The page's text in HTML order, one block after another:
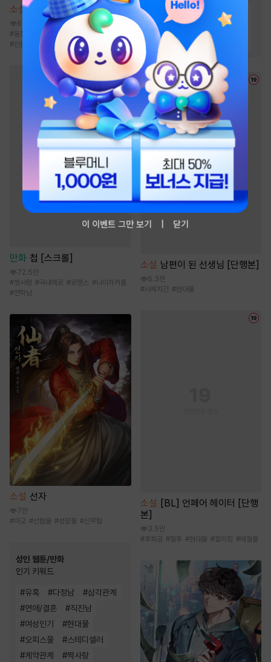
소설 은사 [단행본]
6.7천
#동정녀 카리스마남 #소유욕/집착
#신분차이 까칠남
만화 첩 [스크롤]
72.5만
#첫사랑 #국내에로 #로맨스 #나이차커플
#연하남
소설 선자
7만
#마교 #선협물 #성장물 #신무협
성인 웹툰/만화
인기 키워드
#유혹 #다정남 #삼각관계
#연애/결혼 #직진남
#여성인기 #현대물
#오피스물 #스테디셀러
#계약관계 #짝사랑
능글공 #달달물 #능욕공
#미인공 # #집착공
다정공 일상물
소설 남편이 된 선생님 [단행본]
6.3천
#사제지간 #현대물
소설 [BL] 언페어 헤이터 [단행
본]
3.5만
#후회공 #질투 #현대물 #할리킹 #애절물
이 이벤트 그만 보기 닫기